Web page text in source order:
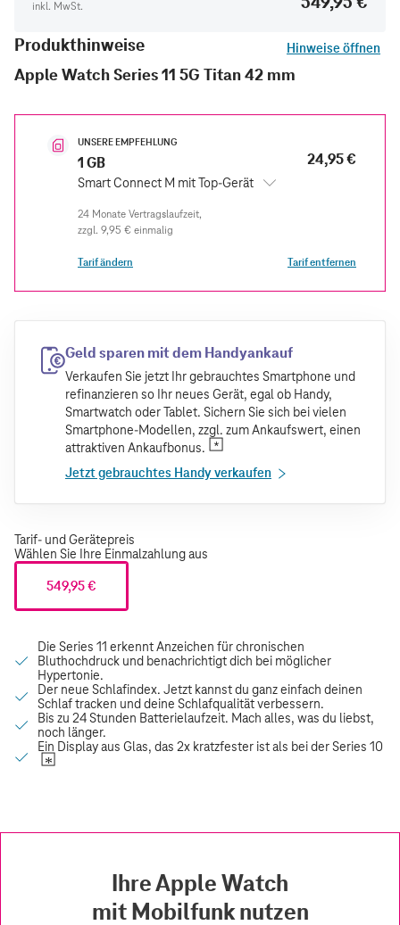
inkl. MwSt.
Produkthinweise
Hinweise öffnen
Apple Watch Series 11 5G Titan 42 mm
UNSERE EMPFEHLUNG
1 GB
Smart Connect M mit Top-Gerät
24,95 €
zzgl. 9,95 € einmalig
Tarif ändern Tarif entfernen
Geld sparen mit dem Handyankauf
Verkaufen Sie jetzt Ihr gebrauchtes Smartphone und
refinanzieren so Ihr neues Gerät, egal ob Handy,
Smartwatch oder Tablet. Sichern Sie sich bei vielen
Smartphone-Modellen, zzgl. zum Ankaufswert, einen
attraktiven Ankaufbonus.
Jetzt gebrauchtes Handy verkaufen
Tarif- und Gerätepreis
Wählen Sie Ihre Einmalzahlung aus
549,95 €